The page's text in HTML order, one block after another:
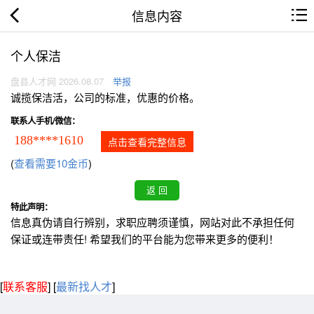
信息内容
个人保洁
盘县人才网 2026.08.07 举报
诚揽保洁活，公司的标准，优惠的价格。
联系人手机/微信：
188****1610 点击查看完整信息
(查看需要10金币)
特此声明：
信息真伪请自行辨别，求职应聘须谨慎，网站对此不承担任何
保证或连带责任! 希望我们的平台能为您带来更多的便利！
[联系客服] [最新找人才]